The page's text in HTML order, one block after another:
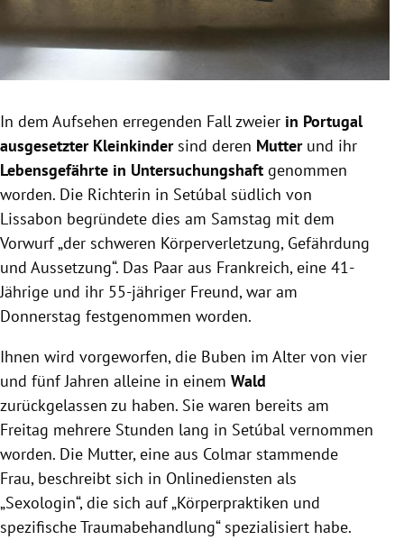
Untermenü
In dem Aufsehen erregenden Fall zweier in Portugal
ausgesetzter Kleinkindersind deren Mutterund ihr
Lebensgefährte in Untersuchungshaft genommen
worden. Die Richterin in Setúbal südlich von
Lissabon begründete dies am Samstag mit dem
Vorwurf „der schweren Körperverletzung, Gefährdung
und Aussetzung“. Das Paar aus Frankreich, eine 41-
Jährige und ihr 55-jähriger Freund, war am
Donnerstag festgenommen worden.
Ihnen wird vorgeworfen, die Buben im Alter von vier
und fünf Jahren alleine in einem Wald
zurückgelassen zu haben. Sie waren bereits am
Freitag mehrere Stunden lang in Setúbal vernommen
worden. Die Mutter, eine aus Colmar stammende
Frau, beschreibt sich in Onlinediensten als
„Sexologin“, die sich auf „Körperpraktiken und
spezifische Traumabehandlung“ spezialisiert habe.